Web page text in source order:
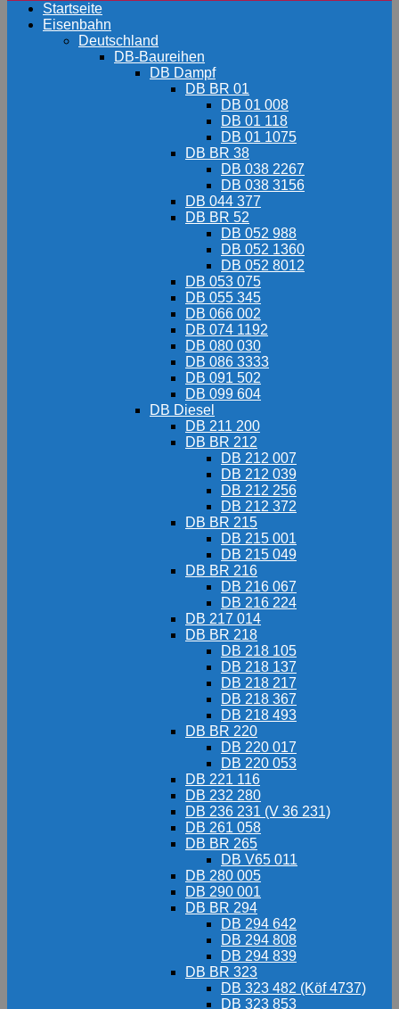
Startseite
Eisenbahn
Deutschland
DB-Baureihen
DB Dampf
DB BR 01
DB 01 008
DB 01 118
DB 01 1075
DB BR 38
DB 038 2267
DB 038 3156
DB 044 377
DB BR 52
DB 052 988
DB 052 1360
DB 052 8012
DB 053 075
DB 055 345
DB 066 002
DB 074 1192
DB 080 030
DB 086 3333
DB 091 502
DB 099 604
DB Diesel
DB 211 200
DB BR 212
DB 212 007
DB 212 039
DB 212 256
DB 212 372
DB BR 215
DB 215 001
DB 215 049
DB BR 216
DB 216 067
DB 216 224
DB 217 014
DB BR 218
DB 218 105
DB 218 137
DB 218 217
DB 218 367
DB 218 493
DB BR 220
DB 220 017
DB 220 053
DB 221 116
DB 232 280
DB 236 231 (V 36 231)
DB 261 058
DB BR 265
DB V65 011
DB 280 005
DB 290 001
DB BR 294
DB 294 642
DB 294 808
DB 294 839
DB BR 323
DB 323 482 (Köf 4737)
DB 323 853